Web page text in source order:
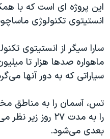
این پروژه ای است که با
انستیتوی تکنولوژی
سارا سیگر از انستیتوی
ماهواره صدها هزار تا
سیاراتی که به دور آنها
تس، آسمان را به مناطق
را به مدت ۲۷
بعدی می‌شود.